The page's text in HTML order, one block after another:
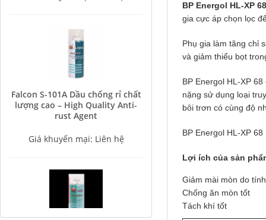
BP Energol HL-XP
gia cực áp chọn lọc
Phụ gia làm tăng chỉ
và giảm thiểu bọt
BP Energol HL-XP
nặng sử dụng loại
bôi trơn có cùng độ
BP Energol HL-XP
Lợi ích của sản
Giảm mài mòn do
Chống ăn mòn tốt
Tách khí tốt
lượng cao – High Quality Anti-
rust Agent